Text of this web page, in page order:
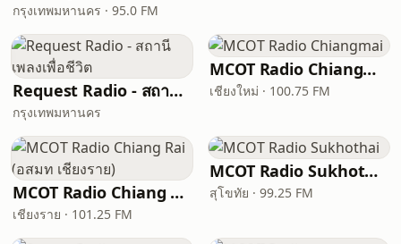
กรุงเทพมหานคร · 95.0 FM
Request Radio - สถานีเพลงเพื่อชีวิต
กรุงเทพมหานคร
MCOT Radio Chiangmai
เชียงใหม่ · 100.75 FM
MCOT Radio Chiang Rai (อสมท เชียงราย)
เชียงราย · 101.25 FM
MCOT Radio Sukhothai
สุโขทัย · 99.25 FM